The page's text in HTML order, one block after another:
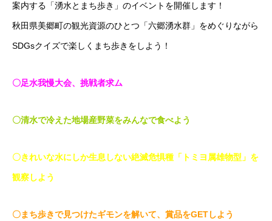
案内する「湧水とまち歩き」のイベントを開催します！
秋田県美郷町の観光資源のひとつ「六郷湧水群」をめぐりながら
SDGsクイズで楽しくまち歩きをしよう！
〇足水我慢大会、挑戦者求ム
〇清水で冷えた地場産野菜をみんなで食べよう
〇きれいな水にしか生息しない絶滅危惧種「トミヨ属雄物型」を
観察しよう
〇まち歩きで見つけたギモンを解いて、賞品をGETしよう